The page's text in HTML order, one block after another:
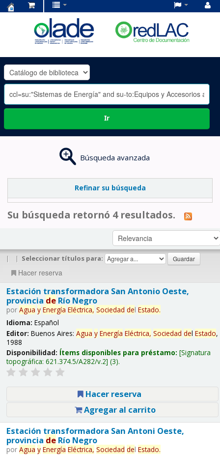
OLADE
-
Ir
Búsqueda avanzada
Refinar su búsqueda
Su búsqueda retornó 4 resultados.
| | Seleccionar títulos para:
Hacer reserva
Estación transformadora San Antonio Oeste,
provincia deRío Negro
por Agua y Energía Eléctrica, Sociedad del Estado.
Idioma: Español
Editor: Buenos Aires: Agua y Energía Eléctrica, Sociedad del Estado,
1988
Disponibilidad: Ítems disponibles para préstamo: Signatura
topográfica: 621.374.5/A282/v.2 (3).
Hacer reserva
Agregar al carrito
Estación transformadora San Antoni Oeste,
provincia deRío Negro
por Agua y Energía Eléctrica, Sociedad del Estado.